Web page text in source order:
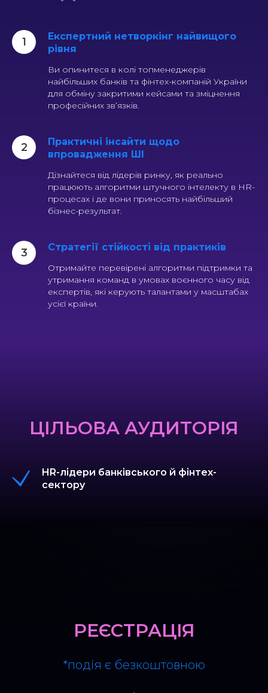
Експертний нетворкінг найвищого
рівня
Ви опинитеся в колі топменеджерів
найбільших банків та фінтех-компаній України
для обміну закритими кейсами та зміцнення
професійних зв’язків.
Практичні інсайти щодо
впровадження ШІ
Дізнайтеся від лідерів ринку, як реально
працюють алгоритми штучного інтелекту в HR-
процесах і де вони приносять найбільший
бізнес-результат.
Стратегії стійкості від практиків
Отримайте перевірені алгоритми підтримки та
утримання команд в умовах воєнного часу від
експертів, які керують талантами у масштабах
усієї країни.
ЦІЛЬОВА АУДИТОРІЯ
HR-лідери банківського й фінтех-
сектору
РЕЄСТРАЦІЯ
*подія є безкоштовною